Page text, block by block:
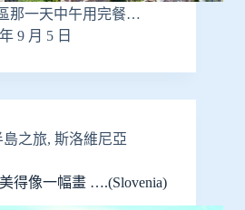
那一天中午用完餐…
9 月 5 日
島之旅, 斯洛維尼亞
得像一幅畫 ….(Slovenia)